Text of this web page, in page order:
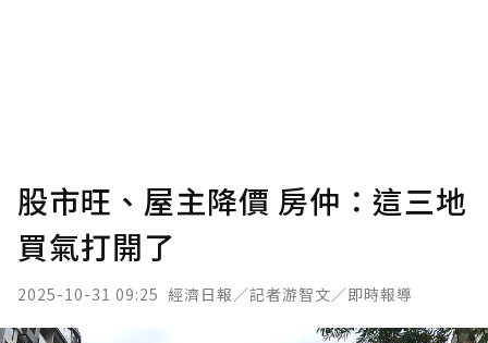
股市旺、屋主降價 房仲：這三地
買氣打開了
2025-10-31 09:25 經濟日報／記者游智文／即時報導